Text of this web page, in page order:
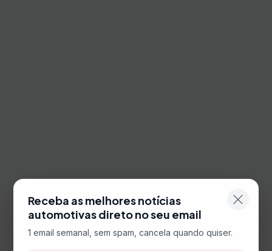
Receba as melhores notícias
automotivas direto no seu email
1 email semanal, sem spam, cancela quando quiser.